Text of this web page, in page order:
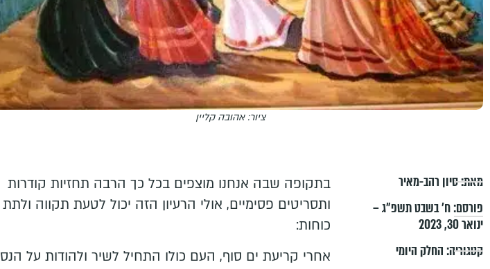
ציור: אהובה קליין
מאת:סיון רהב-מאיר
פורסם:ח׳ בשבט תשפ״ג –
ינואר 30, 2023
קטגוריה:החלק היומי
בתקופה שבה אנחנו מוצפים בכל כך הרבה תחזיות קודרות
ותסריטים פסימיים, אולי הרעיון הזה יכול לטעת תקווה ולתת
כוחות:
אחרי קריעת ים סוף, העם כולו התחיל לשיר ולהודות על הנס